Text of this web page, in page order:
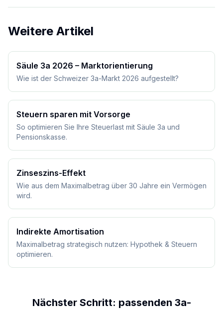
Weitere Artikel
Säule 3a 2026 – Marktorientierung
Wie ist der Schweizer 3a-Markt 2026 aufgestellt?
Steuern sparen mit Vorsorge
So optimieren Sie Ihre Steuerlast mit Säule 3a und
Pensionskasse.
Zinseszins-Effekt
Wie aus dem Maximalbetrag über 30 Jahre ein Vermögen
wird.
Indirekte Amortisation
Maximalbetrag strategisch nutzen: Hypothek & Steuern
optimieren.
Nächster Schritt: passenden 3a-